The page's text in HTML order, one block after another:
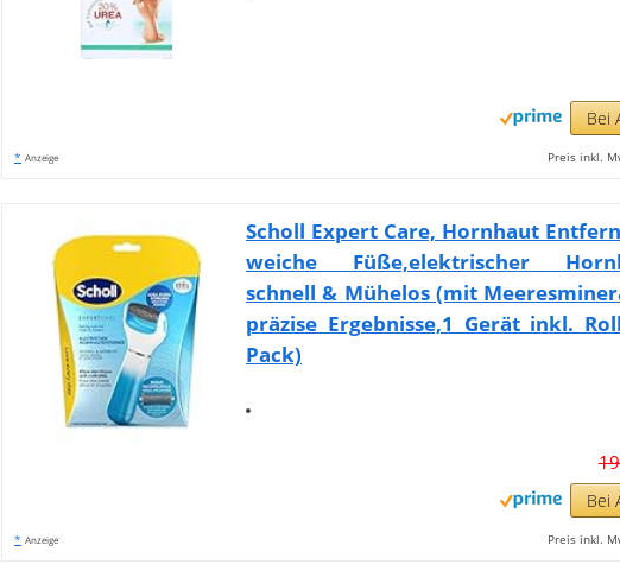
Bei
* Anzeige Preis inkl.
Scholl Expert Care, Hornhaut
weiche Füße,elektrischer
schnell & Mühelos (mit
präzise Ergebnisse,1 Gerät inkl.
Pack)
Bei
* Anzeige Preis inkl.